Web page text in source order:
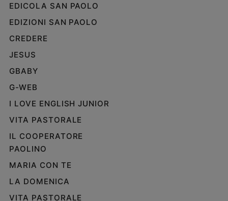
EDICOLA SAN PAOLO
EDIZIONI SAN PAOLO
CREDERE
JESUS
GBABY
G-WEB
I LOVE ENGLISH JUNIOR
VITA PASTORALE
IL COOPERATORE
PAOLINO
MARIA CON TE
LA DOMENICA
VITA PASTORALE